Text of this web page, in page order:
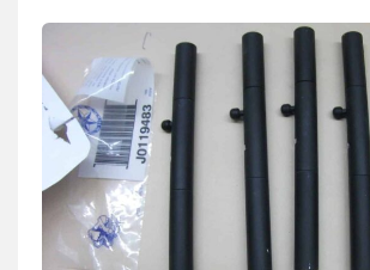
עו"ד איהאב ג'לג'ולי
פלילי מעצרים וחקירות עורכי דין לענייני
אסירים
0505216700
אייל בן שושן, עורך דין פלילי
מעצרים וחקירות פשיעה חמורה
רישום פלילי
0522763105